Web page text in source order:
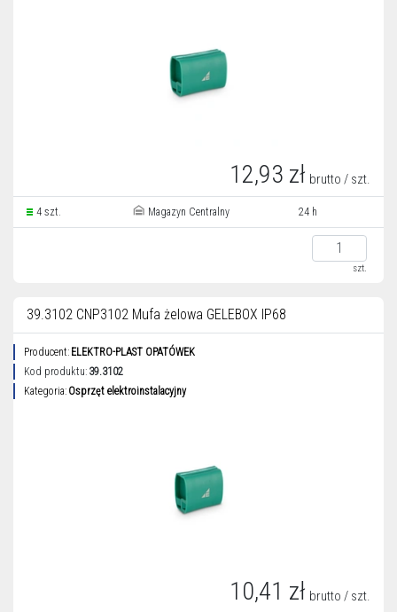
12,93 zł brutto / szt.
4 szt. Magazyn Centralny 24 h
szt.
39.3102 CNP3102 Mufa żelowa GELEBOX IP68
Producent: ELEKTRO-PLAST OPATÓWEK
Kod produktu: 39.3102
Kategoria: Osprzęt elektroinstalacyjny
10,41 zł brutto / szt.